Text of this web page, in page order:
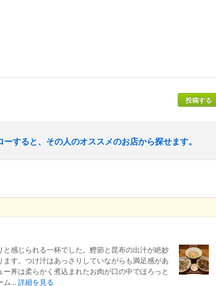
投稿する
すると、その人のオススメのお店から探せます。
感じられる一杯でした。鰹節と昆布の出汁が絶妙
す。つけ汁はあっさりしていながらも満足感があ
丼は柔らかく煮込まれたお肉が口の中でほろっと
ム... 詳細を見る